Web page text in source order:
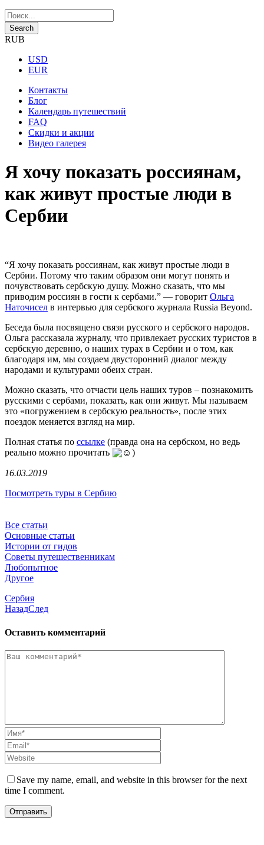
RUB
USD
EUR
Контакты
Блог
Календарь путешествий
FAQ
Скидки и акции
Видео галерея
Я хочу показать россиянам,
как живут простые люди в
Сербии
“Я хочу показать россиянам, как живут простые люди в
Сербии. Потому что таким образом они могут понять и
почувствовать сербскую душу. Можно сказать, что мы
приводим россиян в гости к сербами.” — говорит Ольга
Наточисел в интервью для сербского журнала Russia Beyond.
Беседа была посвящено связи русского и сербского народов.
Ольга рассказала журналу, что привлекает русских туристов в
сербскую деревню, о наших турах в Сербии и о том, как
благодаря им, мы создаем двусторонний диалог между
народами и культурами обеих стран.
Можно сказать, что отчасти цель наших туров – познакомить
русскими с сербами, показать, как они живут. Мы называем
это «погружением в сербскую реальность», после этих
поездок меняется взгляд на мир.
Полная статья по ссылке (правда она на сербском, но ведь
реально можно прочитать
)
16.03.2019
Посмотреть туры в Сербию
Все статьи
Основные статьи
Истории от гидов
Советы путешественникам
Любопытное
Другое
Сербия
НазадСлед
Оставить комментарий
Save my name, email, and website in this browser for the next
time I comment.